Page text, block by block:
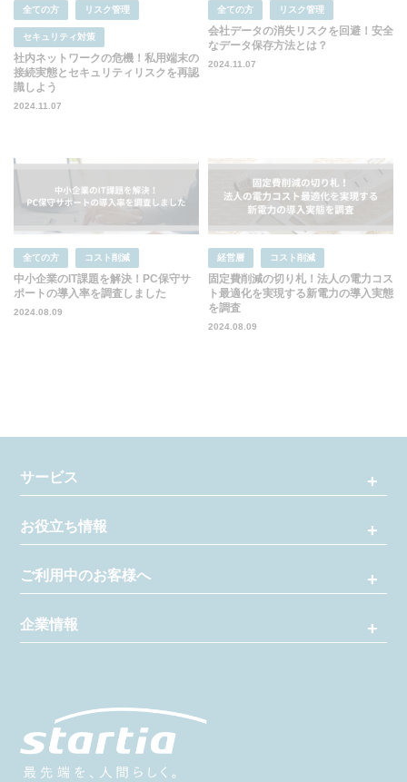
全ての方 リスク管理
セキュリティ対策
社内ネットワークの危機！私用端末の
接続実態とセキュリティリスクを再認
識しよう
2024.11.07
全ての方 リスク管理
会社データの消失リスクを回避！安全
なデータ保存方法とは？
2024.11.07
全ての方 コスト削減
中小企業のIT課題を解決！PC保守サ
ポートの導入率を調査しました
2024.08.09
経営層 コスト削減
固定費削減の切り札！法人の電力コス
ト最適化を実現する新電力の導入実態
を調査
2024.08.09
サービス
お役立ち情報
ご利用中のお客様へ
企業情報